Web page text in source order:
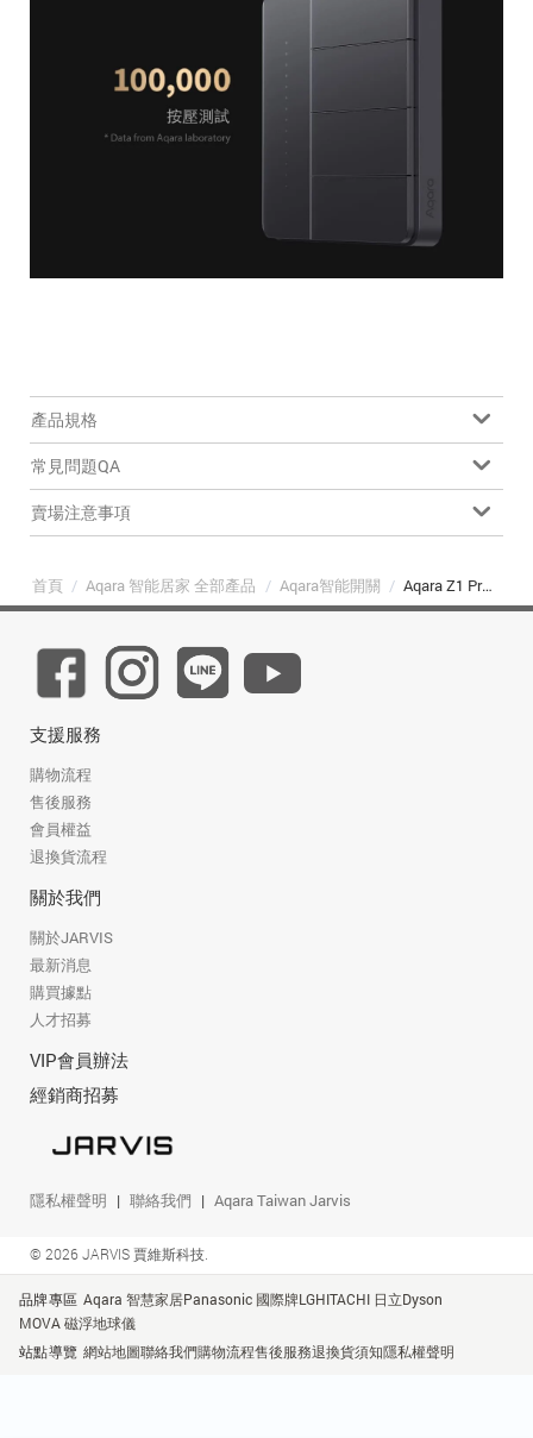
產品規格
常見問題QA
賣場注意事項
首頁 / Aqara 智能居家 全部產品 / Aqara智能開關 / Aqara Z1 Pro卡農智能開關-皎月白-單鍵版
支援服務
購物流程
售後服務
會員權益
退換貨流程
關於我們
關於JARVIS
最新消息
購買據點
人才招募
VIP會員辦法
經銷商招募
隱私權聲明 聯絡我們 Aqara Taiwan Jarvis
© 2026 JARVIS 賈維斯科技.
品牌專區 Aqara 智慧家居Panasonic 國際牌LGHITACHI 日立Dyson
MOVA 磁浮地球儀
站點導覽 網站地圖聯絡我們購物流程售後服務退換貨須知隱私權聲明